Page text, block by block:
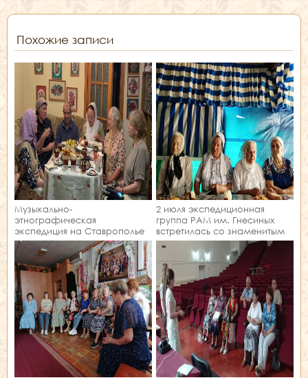
Похожие записи
Музыкально-
этнографическая
экспедиция на Ставрополье
2 июля экспедиционная
группа РАМ им. Гнесиных
встретилась со знаменитым
ансамблем села
Елизаветинское